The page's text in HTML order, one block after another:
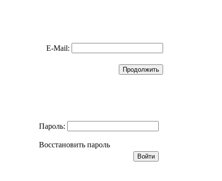
E-Mail:
Пароль:
Восстановить пароль